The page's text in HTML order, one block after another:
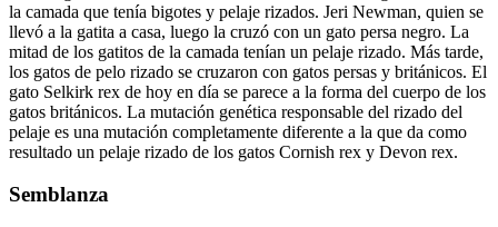
la camada que tenía bigotes y pelaje rizados. Jeri Newman, quien se
llevó a la gatita a casa, luego la cruzó con un gato persa negro. La
mitad de los gatitos de la camada tenían un pelaje rizado. Más tarde,
los gatos de pelo rizado se cruzaron con gatos persas y británicos. El
gato Selkirk rex de hoy en día se parece a la forma del cuerpo de los
gatos británicos. La mutación genética responsable del rizado del
pelaje es una mutación completamente diferente a la que da como
resultado un pelaje rizado de los gatos Cornish rex y Devon rex.
Semblanza